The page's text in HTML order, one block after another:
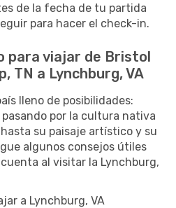
de la fecha de tu partida
para hacer el check-in.
para viajar de Bristol
TN a Lynchburg, VA
lleno de posibilidades:
por la cultura nativa
su paisaje artístico y su
algunos consejos útiles
al visitar la Lynchburg,
a Lynchburg, VA